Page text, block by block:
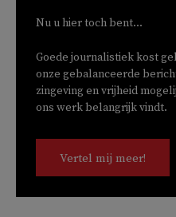
Nu u hier toch bent...
Goede journalistiek kost
onze gebalanceerde
zingeving en vrijheid
ons werk belangrijk vindt.
Vertel mij meer!